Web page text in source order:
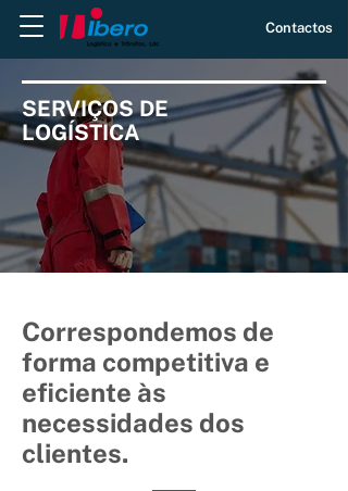
Contactos |
SERVIÇOS DE
LOGÍSTICA
Correspondemos de
forma competitiva e
eficiente às
necessidades dos
clientes.